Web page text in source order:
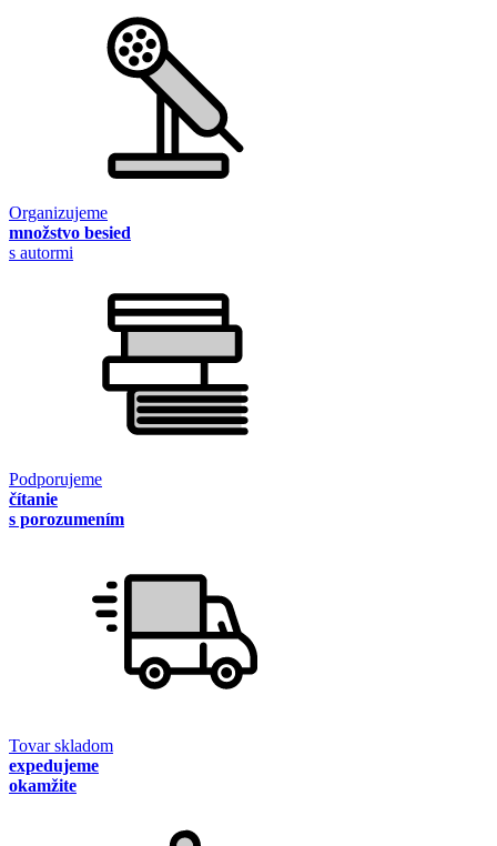
Organizujeme
množstvo besied
s autormi
Podporujeme
čítanie
s porozumením
Tovar skladom
expedujeme
okamžite